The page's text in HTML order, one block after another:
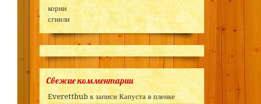
Свежие комментарии
Everettbubк записи Капуста в пленке